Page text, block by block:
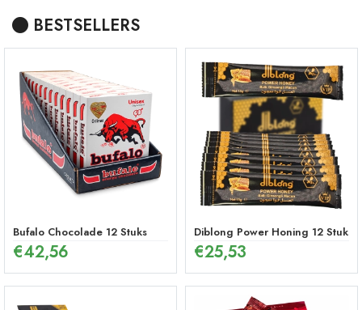
BESTSELLERS
Bufalo Chocolade 12 Stuks
€42,56
Diblong Power Honing 12 Stuks
€25,53